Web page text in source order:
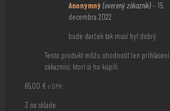
Anonymný(overený zákazník)– 15.
decembra 2022
bude darček tak musí byť dobrý
Tento produkt môžu ohodnotiť len prihlásení
zákazníci, ktorí si ho kúpili.
65,00 € s DPH
3 na sklade